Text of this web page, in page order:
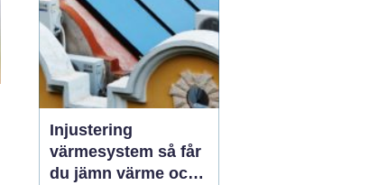
värmeförsörjning,
augusti 2026
Injustering
värmesystem så får
du jämn värme och